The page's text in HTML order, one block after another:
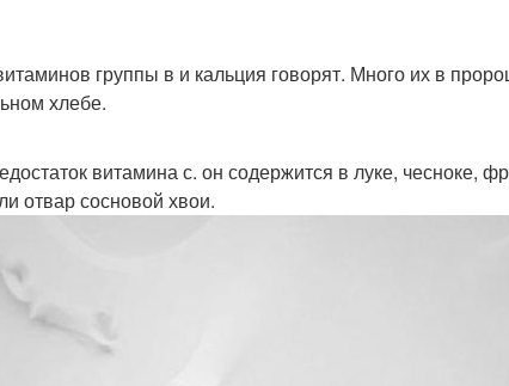
группы в и кальция говорят. Много их в
хлебе.
витамина с. он содержится в луке, чесноке,
отвар сосновой хвои.